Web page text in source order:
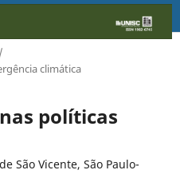
/
climática
políticas
São Vicente, São Paulo-